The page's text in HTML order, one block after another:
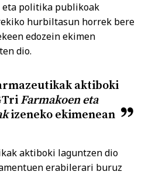
eta politika publikoak
hurbiltasun horrek bere
edozein ekimen
dio.
aktiboki
Farmakoen eta
izeneko ekimenean
aktiboki laguntzen dio
erabilerari buruz